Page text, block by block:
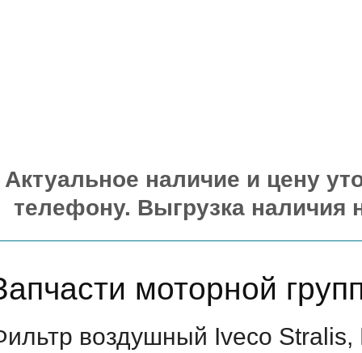
Актуальное наличие и цену
телефону. Выгрузка наличия
моторной
воздушный Iveco